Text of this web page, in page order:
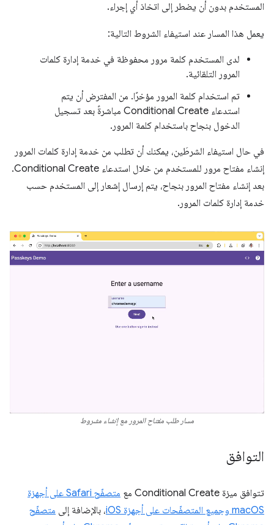
المستخدم بدون أن يضطر إلى اتخاذ أي إجراء.
يعمل هذا المسار عند استيفاء الشروط التالية:
لدى المستخدم كلمة مرور محفوظة في خدمة إدارة كلمات
المرور التلقائية.
تم استخدام كلمة المرور مؤخرًا. من المفترض أن يتم
استدعاء Conditional Create مباشرةً بعد تسجيل
الدخول بنجاح باستخدام كلمة المرور.
في حال استيفاء الشرطَين، يمكنك أن تطلب من خدمة إدارة كلمات المرور
إنشاء مفتاح مرور للمستخدم من خلال استدعاء Conditional Create.
بعد إنشاء مفتاح المرور بنجاح، يتم إرسال إشعار إلى المستخدم حسب
خدمة إدارة كلمات المرور.
مسار طلب مفتاح المرور مع إنشاء مشروط
التوافق
تتوافق ميزة Conditional Create مع
متصفّح Safari على أجهزة
macOS وجميع المتصفّحات على أجهزة iOS
، بالإضافة إلى متصفّح